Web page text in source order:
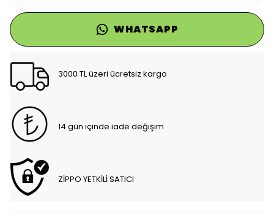
WHATSAPP
3000 TL üzeri ücretsiz kargo
14 gün içinde iade değişim
ZİPPO YETKİLİ SATICI